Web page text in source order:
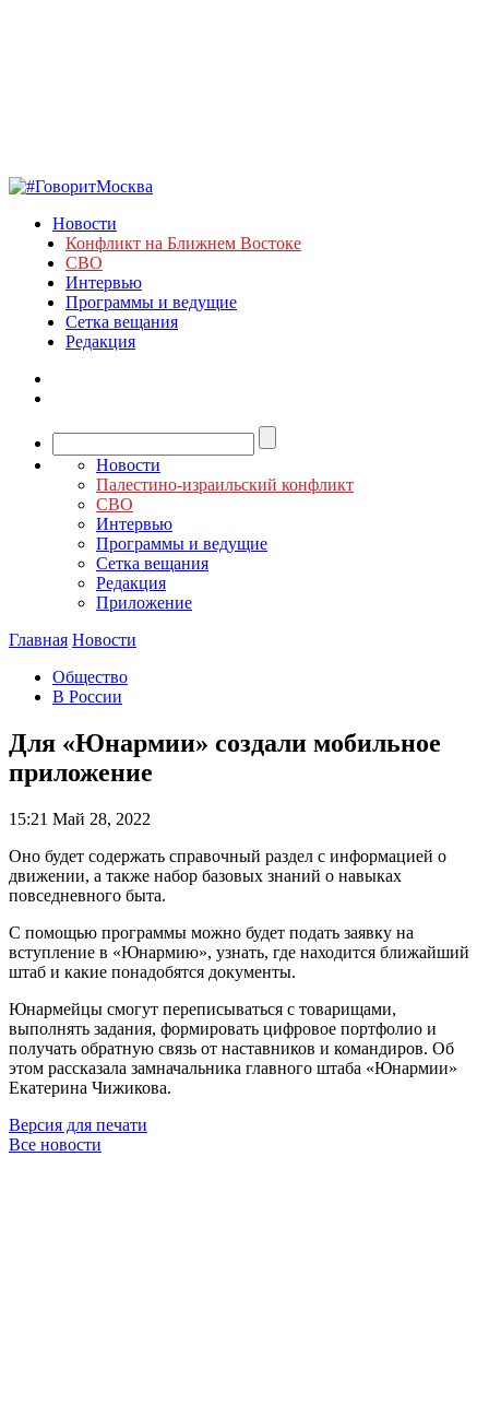
Новости
Конфликт на Ближнем Востоке
СВО
Интервью
Программы и ведущие
Сетка вещания
Редакция
Новости
Палестино-израильский конфликт
СВО
Интервью
Программы и ведущие
Сетка вещания
Редакция
Приложение
Главная Новости
Общество
В России
Для «Юнармии» создали мобильное
приложение
15:21 Май 28, 2022
Оно будет содержать справочный раздел с информацией о
движении, а также набор базовых знаний о навыках
повседневного быта.
С помощью программы можно будет подать заявку на
вступление в «Юнармию», узнать, где находится ближайший
штаб и какие понадобятся документы.
Юнармейцы смогут переписываться с товарищами,
выполнять задания, формировать цифровое портфолио и
получать обратную связь от наставников и командиров. Об
этом рассказала замначальника главного штаба «Юнармии»
Екатерина Чижикова.
Версия для печати
Все новости